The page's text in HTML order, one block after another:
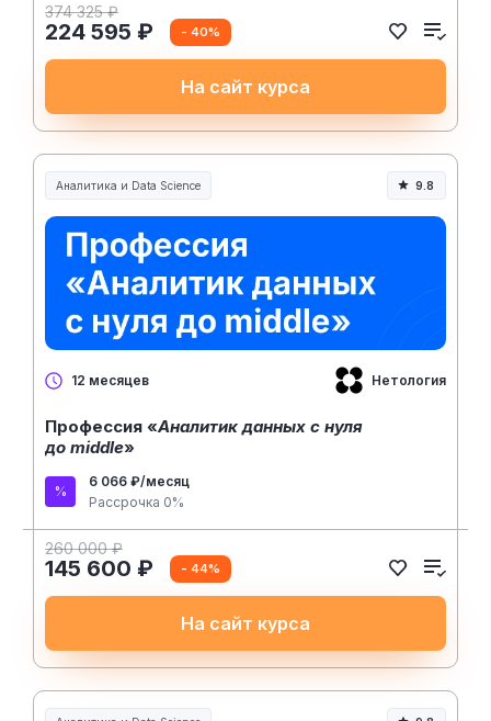
374 325 ₽
224 595 ₽ - 40%
На сайт курса
Аналитика и Data Science 9.8
12 месяцев Нетология
Профессия «Аналитик данных с нуля
до middle»
6 066 ₽/месяц
Рассрочка 0%
260 000 ₽
145 600 ₽ - 44%
На сайт курса